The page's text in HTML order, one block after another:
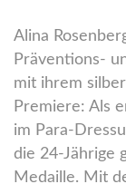
Alina
Präventions-
mit ihrem
Premiere: Als
im Para-
die 24-Jährige
Medaille. Mit